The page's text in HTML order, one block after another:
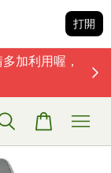
打開
加利用喔，